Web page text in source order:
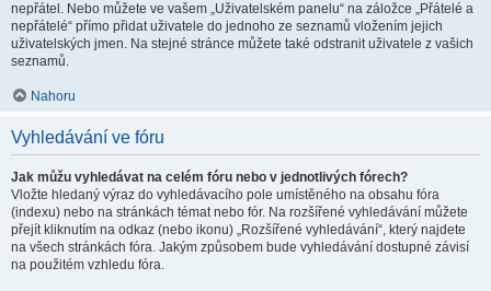
nepřátel. Nebo můžete ve vašem „Uživatelském panelu“ na záložce „Přátelé a
nepřátelé“ přímo přidat uživatele do jednoho ze seznamů vložením jejich
uživatelských jmen. Na stejné stránce můžete také odstranit uživatele z vašich
seznamů.
Nahoru
Vyhledávání ve fóru
Jak můžu vyhledávat na celém fóru nebo v jednotlivých fórech?
Vložte hledaný výraz do vyhledávacího pole umístěného na obsahu fóra
(indexu) nebo na stránkách témat nebo fór. Na rozšířené vyhledávání můžete
přejít kliknutím na odkaz (nebo ikonu) „Rozšířené vyhledávání“, který najdete
na všech stránkách fóra. Jakým způsobem bude vyhledávání dostupné závisí
na použitém vzhledu fóra.